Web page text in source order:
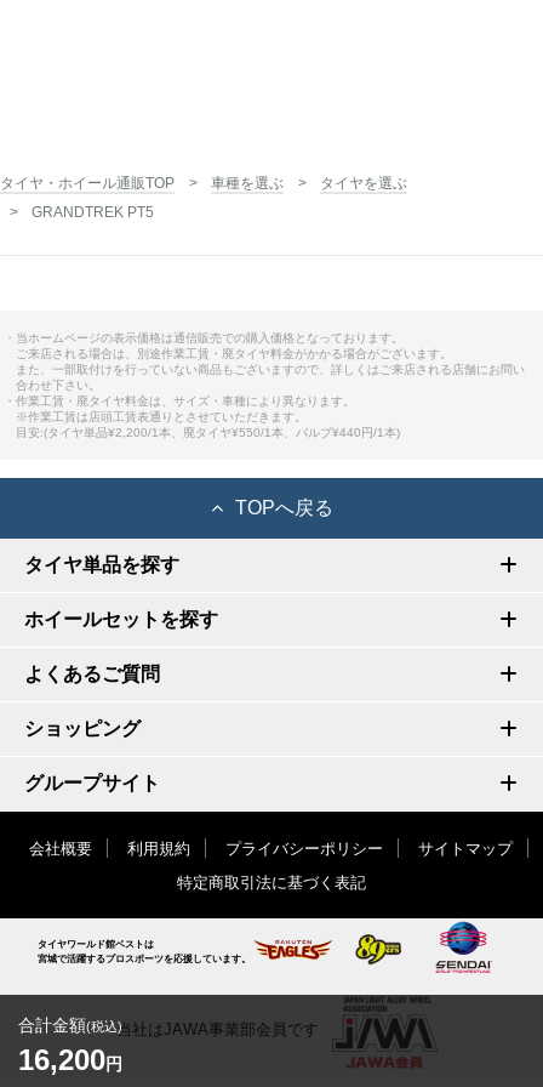
合計金額(税込)
16,200円
タイヤ・ホイール通販TOP 車種を選ぶ
タイヤを選ぶ
GRANDTREK PT5
・当ホームページの表示価格は通信販売での購入価格となっております。
ご来店される場合は、別途作業工賃・廃タイヤ料金がかかる場合がございます。
また、一部取付けを行っていない商品もございますので、詳しくはご来店される店舗にお問い
合わせ下さい。
・作業工賃・廃タイヤ料金は、サイズ・車種により異なります。
※作業工賃は店頭工賃表通りとさせていただきます。
目安:(タイヤ単品¥2,200/1本、廃タイヤ¥550/1本、バルブ¥440円/1本)
TOPへ戻る
タイヤ単品を探す
ホイールセットを探す
よくあるご質問
ショッピング
グループサイト
会社概要 利用規約 プライバシーポリシー
サイトマップ
特定商取引法に基づく表記
タイヤワールド館ベストは
宮城で活躍するプロスポーツを応援しています。
当社はJAWA事業部会員です